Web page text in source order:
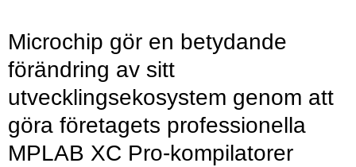
Microchip gör en betydande
förändring av sitt
utvecklingsekosystem genom att
göra företagets professionella
MPLAB XC Pro-kompilatorer